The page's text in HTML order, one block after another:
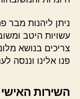
ניתן ליהנות מבר
עשויות היטב
צריכים בנושא
פנו אלינו וננסה
השירות האישי